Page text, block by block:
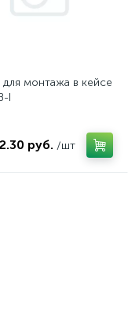
94
77
монтажа в кейсе
I
руб. /шт